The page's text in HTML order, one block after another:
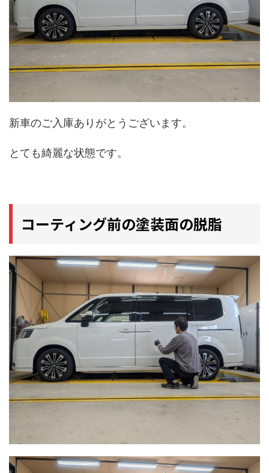
新車のご入庫ありがとうございます。
とても綺麗な状態です。
コーティング前の塗装面の脱脂